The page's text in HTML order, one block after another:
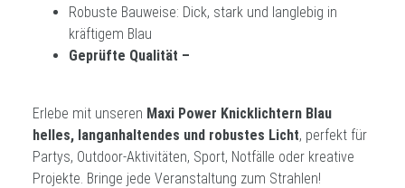
Robuste Bauweise: Dick, stark und langlebig in
kräftigem Blau
Geprüfte Qualität –
Erlebe mit unseren Maxi Power Knicklichtern Blau
helles, langanhaltendes und robustes Licht, perfekt für
Partys, Outdoor-Aktivitäten, Sport, Notfälle oder kreative
Projekte. Bringe jede Veranstaltung zum Strahlen!